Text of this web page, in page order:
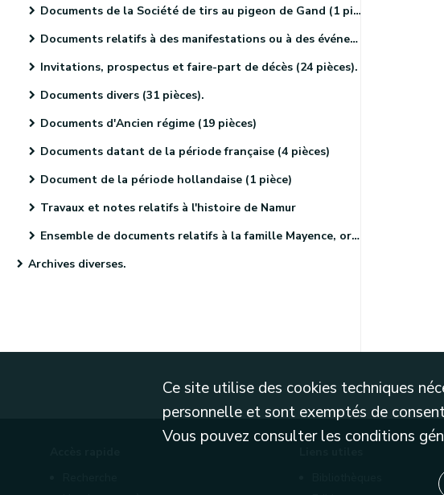
Documents de la Société de tirs au pigeon de Gand (1 pièce).
Documents relatifs à des manifestations ou à des événements religieux (41 pièces)
Invitations, prospectus et faire-part de décès (24 pièces).
Documents divers (31 pièces).
Documents d'Ancien régime (19 pièces)
Documents datant de la période française (4 pièces)
Document de la période hollandaise (1 pièce)
Travaux et notes relatifs à l'histoire de Namur
Ensemble de documents relatifs à la famille Mayence, originaire de Metz (4 pièces)
Archives diverses.
Ce site utilise des cookies techniques
personnelle et sont exemptés de
Vous pouvez consulter les conditions